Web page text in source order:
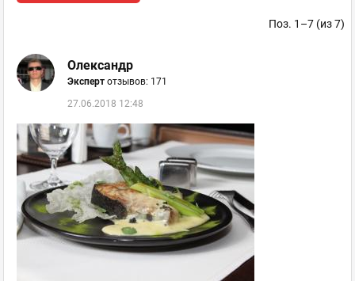
Поз. 1–7 (из 7)
Олександр
Эксперт отзывов: 171
27.06.2018 12:48